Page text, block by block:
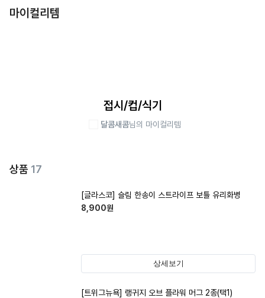
마이컬리템
접시/컵/식기
달콤새콤님의 마이컬리템
상품 17
[글라스코] 슬림 한송이 스트라이프 보틀 유리화병
8,900원
상세보기
[트위그뉴욕] 랭귀지 오브 플라워 머그 2종(택1)